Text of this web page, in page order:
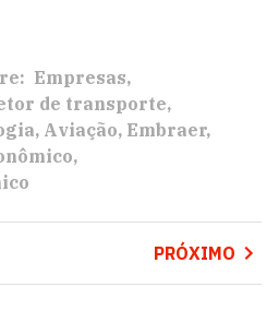
Empresas
de transporte
Aviação Embraer
PRÓXIMO